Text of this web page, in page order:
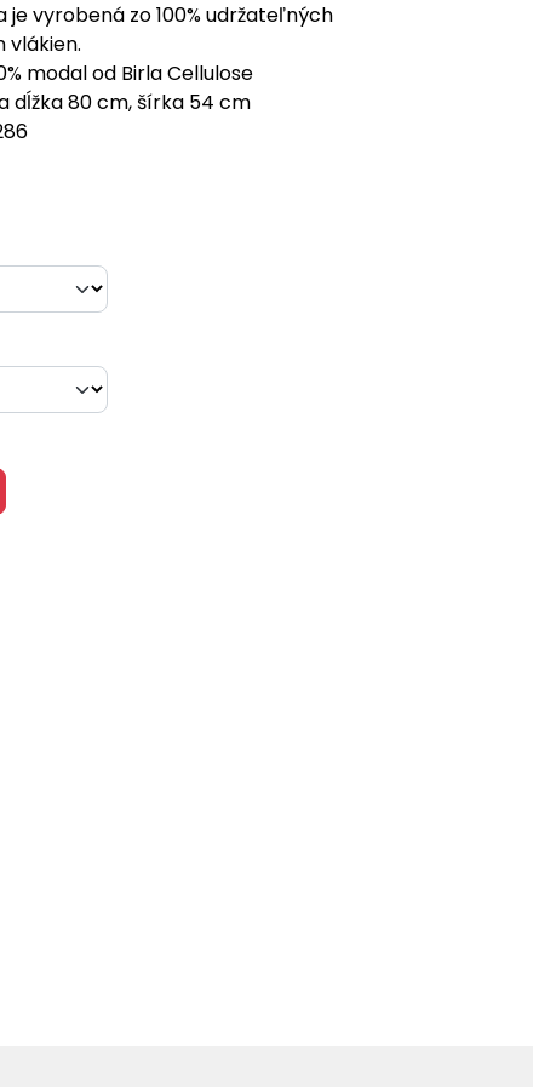
je vyrobená zo 100% udržateľných
vlákien.
modal od Birla Cellulose
dĺžka 80 cm, šírka 54 cm